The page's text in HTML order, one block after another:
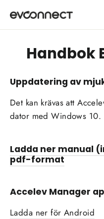
innehållet
Handbok
Uppdatering av
Det kan krävas att
dator med Windows 10.
Ladda ner manual
pdf-format
Accelev Manager
Ladda ner för Android